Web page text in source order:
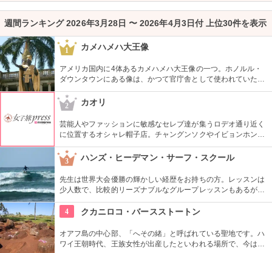
週間ランキング 2026年3月28日 〜 2026年4月3日付 上位30件を表示
1 カメハメハ大王像
アメリカ国内に4体あるカメハメハ大王像の一つ。ホノルル・
ダウンタウンにある像は、かつて官庁舎として使われていた建
物『アリイオラニ・ハレ』の前にあります。こちらの像は本人
がモデルではなく、イケメンだった友人がモデルになったそ
う。
2 カオリ
芸能人やファッションに敏感なセレブ達が集うロデオ通り近く
に位置するオシャレ帽子店。チャングンソクやイビョンホンな
ども御用達で、店内には彼らが着用したものと同じデザインの
物も。１つ１つ丁寧にこだわって作られているので丈夫で長持
ち。自分へのお土産にも最適。
3 ハンズ・ヒーデマン・サーフ・スクール
先生は世界大会優勝の輝かしい経歴をお持ちの方。レッスンは
少人数で、比較的リーズナブルなグループレッスンもあるが、
1対1でしっかりと学べるプライベートレッスンもあります。初
心者の方も基本動作からきちんと学んで、いざ海へ！
4 クカニロコ・バースストートン
オアフ島の中心部、「へその緒」と呼ばれている聖地です。ハ
ワイ王朝時代、王族女性が出産したといわれる場所で、今は子